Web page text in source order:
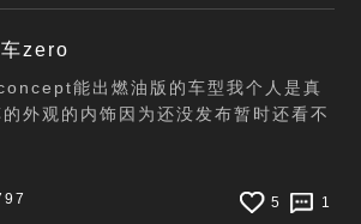
zero
能出燃油版的车型我个人是真
外观的内饰因为还没发布暂时还看不
惊艳一方的。现在新能源的发展和普
1
5